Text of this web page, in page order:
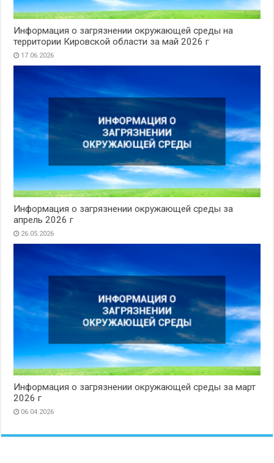
Информация о загрязнении окружающей среды на
территории Кировской области за май 2026 г
17.06.2026
Информация о загрязнении окружающей среды за
апрель 2026 г
26.05.2026
Информация о загрязнении окружающей среды за март
2026 г
06.04.2026